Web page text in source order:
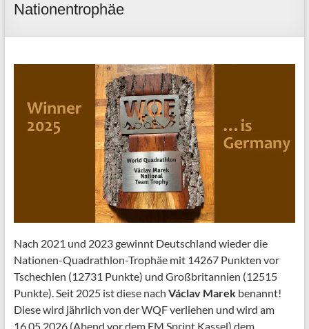
Nationentrophäe
Nach 2021 und 2023 gewinnt Deutschland wieder die
Nationen-Quadrathlon-Trophäe mit 14267 Punkten vor
Tschechien (12731 Punkte) und Großbritannien (12515
Punkte). Seit 2025 ist diese nach Václav Marekbenannt!
Diese wird jährlich von der WQF verliehen und wird am
16.05 2026 (Abend vor dem EM Sprint Kassel) dem